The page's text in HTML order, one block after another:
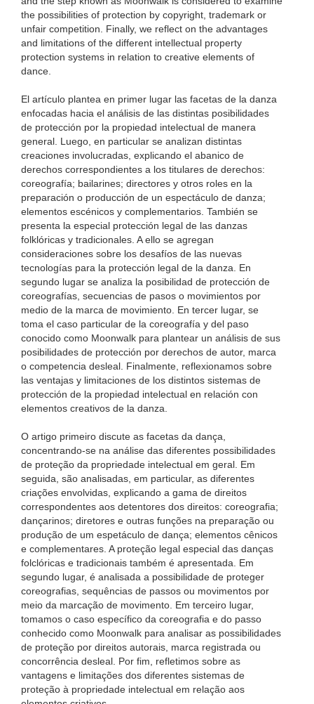
the possibilities of protection by copyright, trademark or
unfair competition. Finally, we reflect on the advantages
and limitations of the different intellectual property
protection systems in relation to creative elements of
dance.
El artículo plantea en primer lugar las facetas de la danza
enfocadas hacia el análisis de las distintas posibilidades
de protección por la propiedad intelectual de manera
general. Luego, en particular se analizan distintas
creaciones involucradas, explicando el abanico de
derechos correspondientes a los titulares de derechos:
coreografía; bailarines; directores y otros roles en la
preparación o producción de un espectáculo de danza;
elementos escénicos y complementarios. También se
presenta la especial protección legal de las danzas
folklóricas y tradicionales. A ello se agregan
consideraciones sobre los desafíos de las nuevas
tecnologías para la protección legal de la danza. En
segundo lugar se analiza la posibilidad de protección de
coreografías, secuencias de pasos o movimientos por
medio de la marca de movimiento. En tercer lugar, se
toma el caso particular de la coreografía y del paso
conocido como Moonwalk para plantear un análisis de sus
posibilidades de protección por derechos de autor, marca
o competencia desleal. Finalmente, reflexionamos sobre
las ventajas y limitaciones de los distintos sistemas de
protección de la propiedad intelectual en relación con
elementos creativos de la danza.
O artigo primeiro discute as facetas da dança,
concentrando-se na análise das diferentes possibilidades
de proteção da propriedade intelectual em geral. Em
seguida, são analisadas, em particular, as diferentes
criações envolvidas, explicando a gama de direitos
correspondentes aos detentores dos direitos: coreografia;
dançarinos; diretores e outras funções na preparação ou
produção de um espetáculo de dança; elementos cênicos
e complementares. A proteção legal especial das danças
folclóricas e tradicionais também é apresentada. Em
segundo lugar, é analisada a possibilidade de proteger
coreografias, sequências de passos ou movimentos por
meio da marcação de movimento. Em terceiro lugar,
tomamos o caso específico da coreografia e do passo
conhecido como Moonwalk para analisar as possibilidades
de proteção por direitos autorais, marca registrada ou
concorrência desleal. Por fim, refletimos sobre as
vantagens e limitações dos diferentes sistemas de
proteção à propriedade intelectual em relação aos